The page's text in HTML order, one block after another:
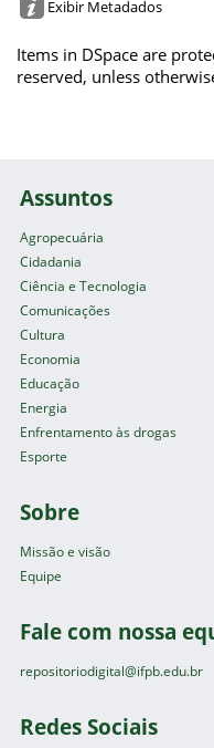
Exibir Metadados
Items in DSpace are
reserved, unless
Assuntos
Agropecuária
Cidadania
Ciência e Tecnologia
Comunicações
Cultura
Economia
Educação
Energia
Enfrentamento às drogas
Esporte
Sobre
Missão e visão
Equipe
Fale com nossa
repositoriodigital@ifpb.edu.br
Redes Sociais